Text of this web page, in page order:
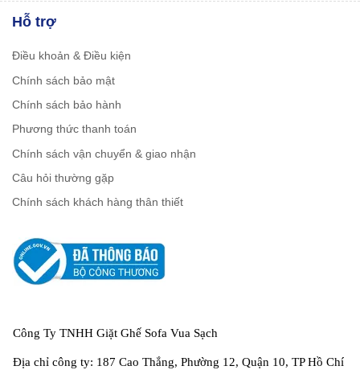
Hỗ trợ
Điều khoản & Điều kiện
Chính sách bảo mật
Chính sách bảo hành
Phương thức thanh toán
Chính sách vận chuyển & giao nhận
Câu hỏi thường gặp
Chính sách khách hàng thân thiết
Công Ty TNHH Giặt Ghế Sofa Vua Sạch
Địa chỉ công ty: 187 Cao Thắng, Phường 12, Quận 10, TP Hồ Chí